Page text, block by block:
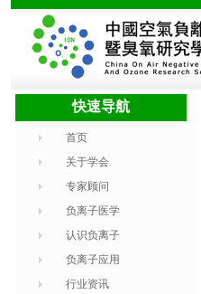
快速导航
首页
关于学会
专家顾问
负离子医学
认识负离子
负离子应用
行业资讯